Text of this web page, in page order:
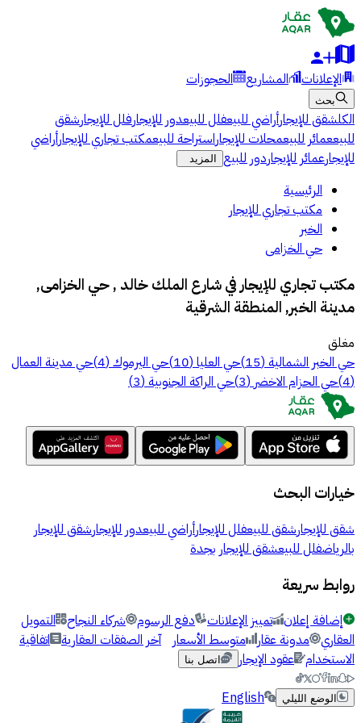
الإعلانات المشاريع الحجوزات
بحث
الكلشقق للإيجارأراضي للبيعفلل للبيعدور للإيجارفلل للإيجارشقق
للبيععمائر للبيعمحلات للإيجاراستراحة للبيعمكتب تجاري للإيجارأراضي
للإيجارعمائر للإيجاردور للبيع المزيد
الرئيسية
مكتب تجاري للإيجار
الخبر
حي الخزامى
مكتب تجاري للإيجار في شارع الملك خالد , حي الخزامى,
مدينة الخبر, المنطقة الشرقية
مغلق
حي الخبر الشمالية(
15
)حي العليا(
10
)حي اليرموك(
4
)حي مدينة العمال
(
4
)حي الحزام الاخضر (
3
)حي الراكة الجنوبية(
3
)
خيارات البحث
شقق للإيجارشقق للبيعفلل للإيجارأراضي للبيعدور للإيجارشقق للإيجار
بالرياضفلل للبيعشقق للإيجار بجدة
روابط سريعة
إضافة إعلان تمييز الإعلانات دفع الرسوم شركاء النجاح التمويل
العقاري مدونة عقار متوسط الأسعار آخر الصفقات العقارية اتفاقية
الاستخدام عقود الإيجار اتصل بنا
الوضع الليلي English